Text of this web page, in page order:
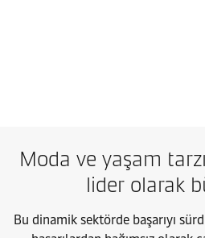
Moda ve yaşam
lider olarak
Bu dinamik sektörde başarıyı